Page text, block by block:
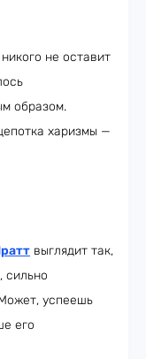
никого не оставит
образом.
харизмы —
выглядит так,
сильно
успеешь
его